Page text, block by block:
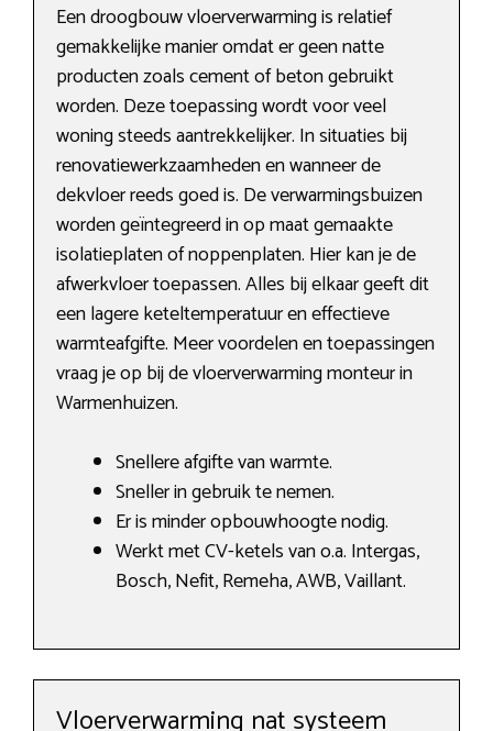
Een droogbouw vloerverwarming is relatief
gemakkelijke manier omdat er geen natte
producten zoals cement of beton gebruikt
worden. Deze toepassing wordt voor veel
woning steeds aantrekkelijker. In situaties bij
renovatiewerkzaamheden en wanneer de
dekvloer reeds goed is. De verwarmingsbuizen
worden geïntegreerd in op maat gemaakte
isolatieplaten of noppenplaten. Hier kan je de
afwerkvloer toepassen. Alles bij elkaar geeft dit
een lagere keteltemperatuur en effectieve
warmteafgifte. Meer voordelen en toepassingen
vraag je op bij de vloerverwarming monteur in
Warmenhuizen.
Snellere afgifte van warmte.
Sneller in gebruik te nemen.
Er is minder opbouwhoogte nodig.
Werkt met CV-ketels van o.a. Intergas,
Bosch, Nefit, Remeha, AWB, Vaillant.
Vloerverwarming nat systeem